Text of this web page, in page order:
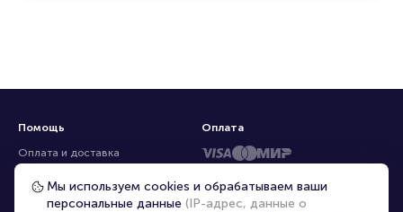
Помощь
Оплата и доставка
Частые вопросы
Перепродажа билетов
Оплата
Мы используем cookies и обрабатываем ваши
персональные данные (IP-адрес, данные о